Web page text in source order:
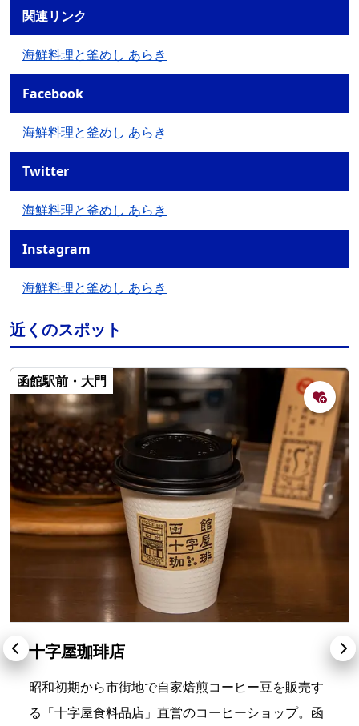
関連リンク
海鮮料理と釜めし あらき
Facebook
海鮮料理と釜めし あらき
Twitter
海鮮料理と釜めし あらき
Instagram
海鮮料理と釜めし あらき
近くのスポット
函館駅前・大門
十字屋珈琲店
昭和初期から市街地で自家焙煎コーヒー豆を販売す
る「十字屋食料品店」直営のコーヒーショップ。函